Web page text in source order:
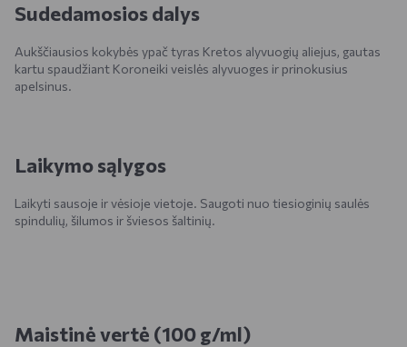
Sudedamosios dalys
Aukščiausios kokybės ypač tyras Kretos alyvuogių aliejus, gautas
kartu spaudžiant Koroneiki veislės alyvuoges ir prinokusius
apelsinus.
Laikymo sąlygos
Laikyti sausoje ir vėsioje vietoje. Saugoti nuo tiesioginių saulės
spindulių, šilumos ir šviesos šaltinių.
Maistinė vertė (100 g/ml)